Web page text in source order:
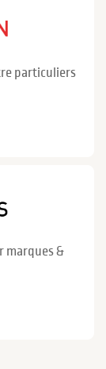
particuliers
marques &